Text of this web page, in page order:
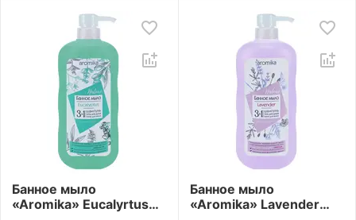
Банное мыло
«Aromika» Eucalyrtus
Банное мыло
«Aromika» Lavender